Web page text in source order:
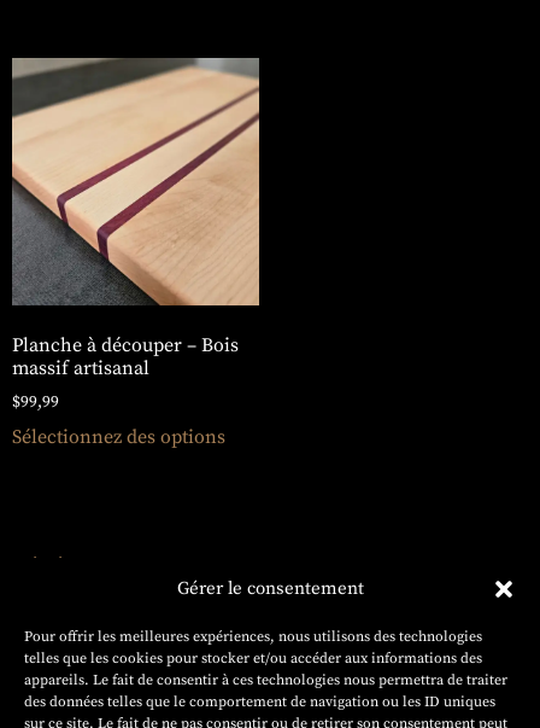
Gérer le consentement
Pour offrir les meilleures expériences, nous utilisons des technologies
telles que les cookies pour stocker et/ou accéder aux informations des
appareils. Le fait de consentir à ces technologies nous permettra de traiter
des données telles que le comportement de navigation ou les ID uniques
sur ce site. Le fait de ne pas consentir ou de retirer son consentement peut
Planche à découper – Bois
massif artisanal
$99,99
Sélectionnez des options
Projets
sur
mesure
Contactez-